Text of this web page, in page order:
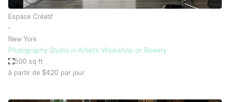
Espace Créatif
∙
New York
Photography Studio in Artist's Workshop on Bowery
500 sq ft
à partir de $420 par jour